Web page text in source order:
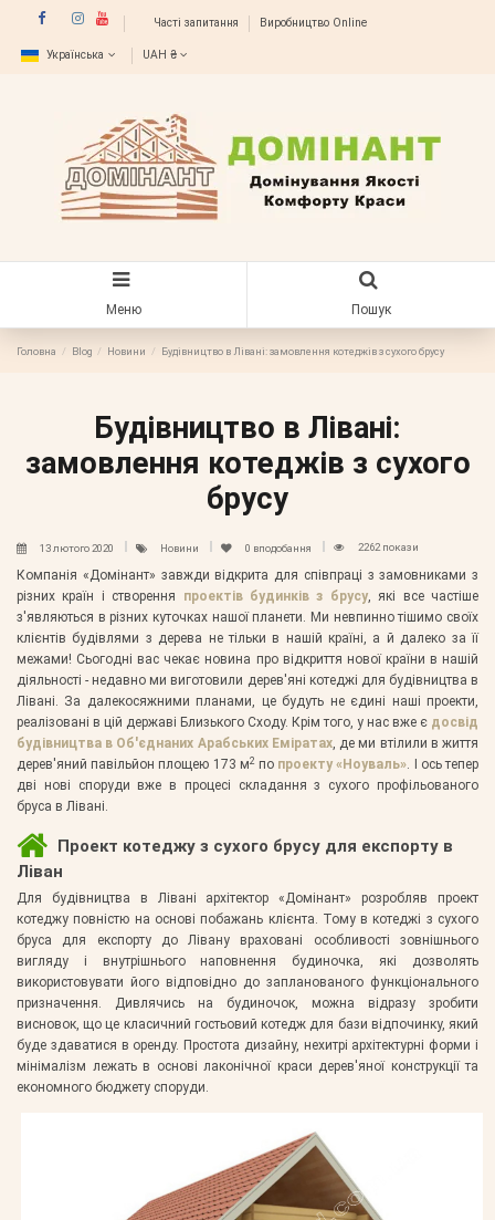
Часті запитання Виробництво Online
Українська UAH ₴
Меню Пошук
Головна Blog Новини Будівництво в Лівані: замовлення котеджів з сухого брусу
Будівництво в Лівані:
замовлення котеджів з сухого
брусу
13 лютого 2020 Новини 0 вподобання 2262 покази
Компанія «Домінант» завжди відкрита для співпраці з замовниками з
різних країн і створення проектів будинків з брусу, які все частіше
з'являються в різних куточках нашої планети. Ми невпинно тішимо своїх
клієнтів будівлями з дерева не тільки в нашій країні, а й далеко за її
межами! Сьогодні вас чекає новина про відкриття нової країни в нашій
діяльності - недавно ми виготовили дерев'яні котеджі для будівництва в
Лівані. За далекосяжними планами, це будуть не єдині наші проекти,
реалізовані в цій державі Близького Сходу. Крім того, у нас вже є досвід
будівництва в Об'єднаних Арабських Еміратах, де ми втілили в життя
дерев'яний павільйон площею 173 м2по проекту «Ноуваль». І ось тепер
дві нові споруди вже в процесі складання з сухого профільованого
бруса в Лівані.
Проект котеджу з сухого брусу для експорту в
Ліван
Для будівництва в Лівані архітектор «Домінант» розробляв проект
котеджу повністю на основі побажань клієнта. Тому в котеджі з сухого
бруса для експорту до Лівану враховані особливості зовнішнього
вигляду і внутрішнього наповнення будиночка, які дозволять
використовувати його відповідно до запланованого функціонального
призначення. Дивлячись на будиночок, можна відразу зробити
висновок, що це класичний гостьовий котедж для бази відпочинку, який
буде здаватися в оренду. Простота дизайну, нехитрі архітектурні форми і
мінімалізм лежать в основі лаконічної краси дерев'яної конструкції та
економного бюджету споруди.